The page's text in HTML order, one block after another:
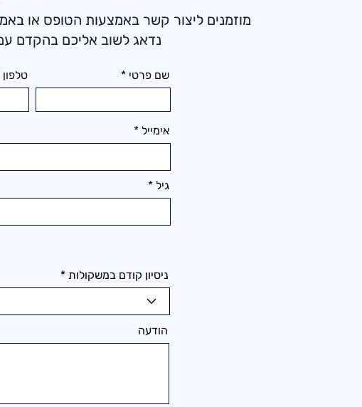
מוזמנים ליצור קשר באמצעות הטופס או
נדאג לשוב אליכם בהקדם
טלפון שם פרטי
אימייל
גיל
ניסיון קודם במשקולות
הודעה